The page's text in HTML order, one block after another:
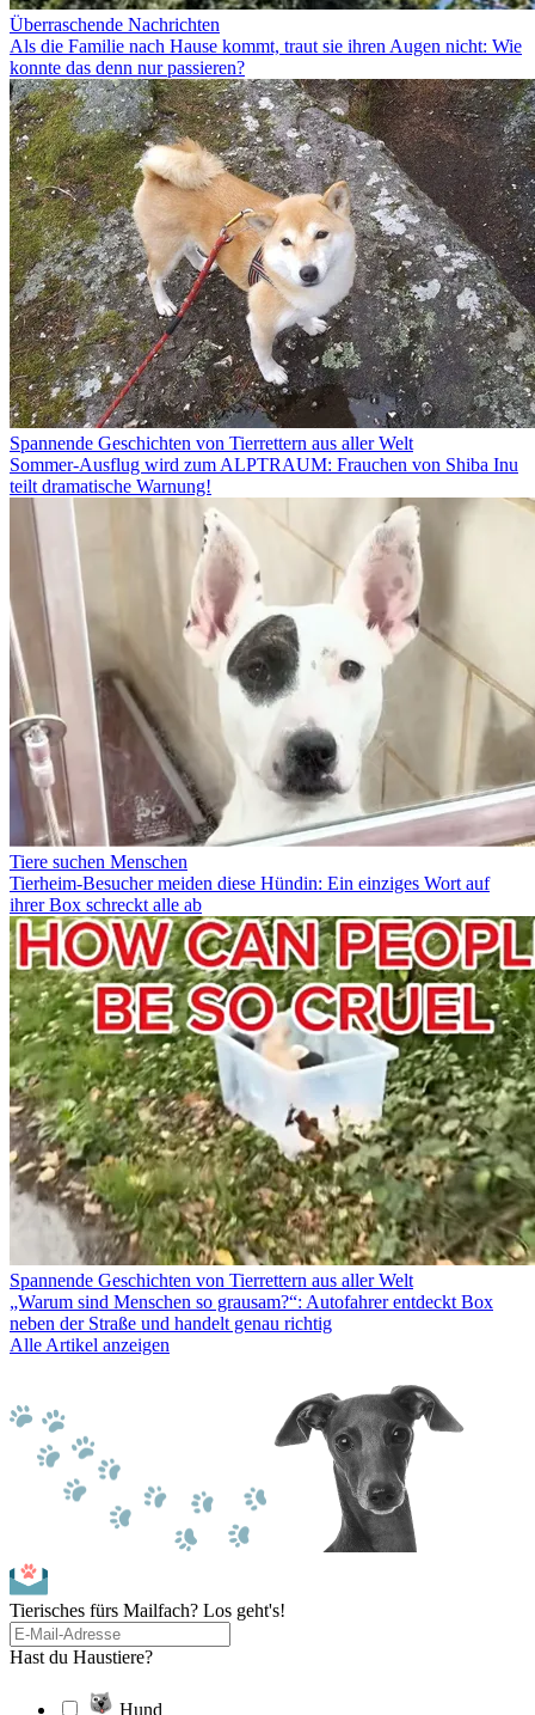
Überraschende Nachrichten
Als die Familie nach Hause kommt, traut sie ihren Augen nicht: Wie
konnte das denn nur passieren?
Spannende Geschichten von Tierrettern aus aller Welt
Sommer-Ausflug wird zum ALPTRAUM: Frauchen von Shiba Inu
teilt dramatische Warnung!
Tiere suchen Menschen
Tierheim-Besucher meiden diese Hündin: Ein einziges Wort auf
ihrer Box schreckt alle ab
Spannende Geschichten von Tierrettern aus aller Welt
„Warum sind Menschen so grausam?“: Autofahrer entdeckt Box
neben der Straße und handelt genau richtig
Alle Artikel anzeigen
Tierisches fürs Mailfach? Los geht's!
Hast du Haustiere?
Hund